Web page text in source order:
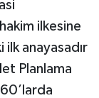
ilkesine
anayasadır
Planlama